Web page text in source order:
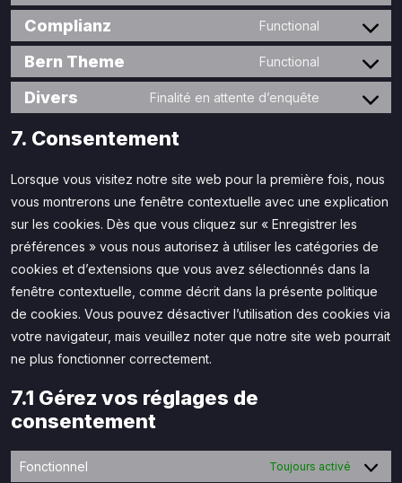
Complianz Functional
Bern Theme Functional
Divers Finalité en attente d’enquête
7. Consentement
Lorsque vous visitez notre site web pour la première fois, nous
vous montrerons une fenêtre contextuelle avec une explication
sur les cookies. Dès que vous cliquez sur « Enregistrer les
préférences » vous nous autorisez à utiliser les catégories de
cookies et d’extensions que vous avez sélectionnés dans la
fenêtre contextuelle, comme décrit dans la présente politique
de cookies. Vous pouvez désactiver l’utilisation des cookies via
votre navigateur, mais veuillez noter que notre site web pourrait
ne plus fonctionner correctement.
7.1 Gérez vos réglages de
consentement
Fonctionnel Toujours activé